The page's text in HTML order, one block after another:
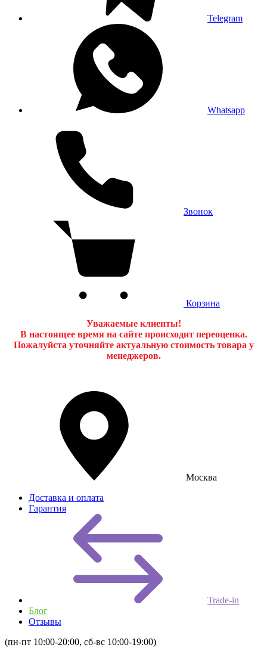
Telegram
Whatsapp
Звонок
Корзина
Уважаемые клиенты!
В настоящее время на сайте происходит переоценка.
Пожалуйста уточняйте актуальную стоимость товара у
менеджеров.
Москва
Доставка и оплата
Гарантия
Trade-in
Блог
Отзывы
(пн-пт 10:00-20:00, сб-вс 10:00-19:00)